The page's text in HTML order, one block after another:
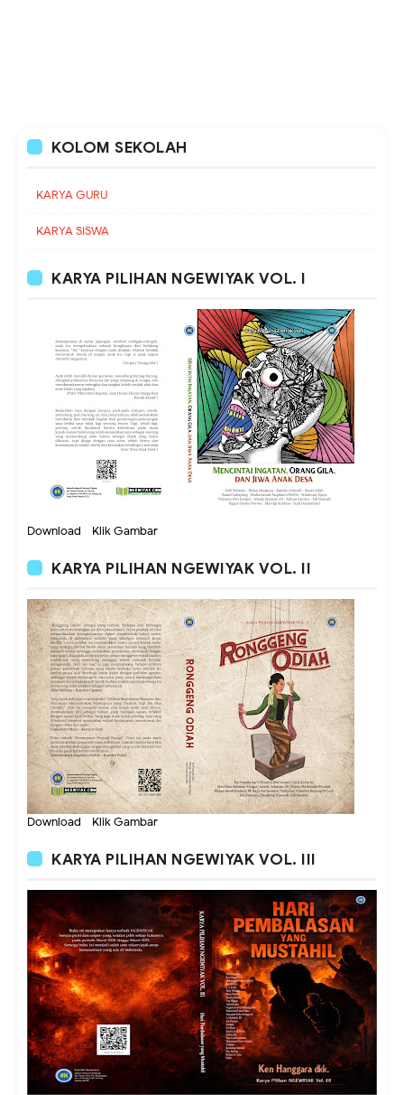
KOLOM SEKOLAH
KARYA GURU
KARYA SISWA
KARYA PILIHAN NGEWIYAK VOL. I
Download - Klik Gambar
KARYA PILIHAN NGEWIYAK VOL. II
Download - Klik Gambar
KARYA PILIHAN NGEWIYAK VOL. III